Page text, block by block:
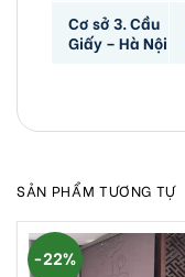
Cơ sở 3. Cầu
Giấy – Hà Nội
SẢN PHẨM TƯƠNG TỰ
-22%